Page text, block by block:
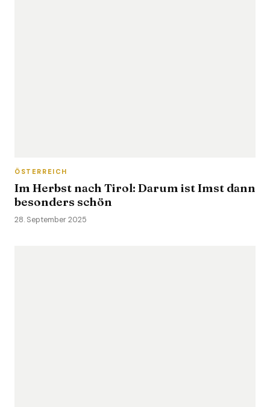
ÖSTERREICH
Im Herbst nach Tirol: Darum ist Imst dann
besonders schön
28. September 2025